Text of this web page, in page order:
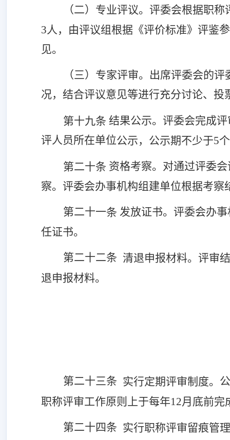
（二） 专业评议。评委会根据职称
3人，由评议组根据《评价标准》评鉴
见。
（三）专家评审。出席评委会的
况，结合评议意见等进行充分讨论、
第十九条 结果公示。评委会完成
评人员所在单位公示，公示期不少于5
第二十条 资格考察。 对通过评委
察。评委会办事机构组建单位根据考
第二十一条 发放证书。评委会办
任证书。
第二十二条 清退申报材料。评审
退申报材料。
第二十三条 实行定期评审制度。
职称评审工作原则上于每年12月底前完
第二十四条 实行职称评审留痕管